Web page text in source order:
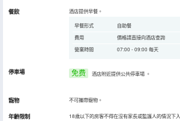
餐飲 酒店提供早餐。
早餐形式
自助餐
費用
價格請直接向酒店查詢
營業時間
07:00 - 09:00 每天
停車場 免费 酒店附近提供公共停車場 。
寵物 不可攜帶寵物。
年齡限制 18歲以下的房客不得在沒有家長或監護人的情況下